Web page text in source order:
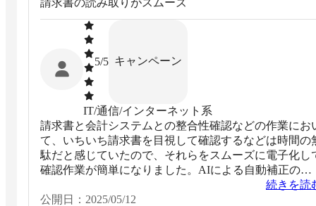
5/5 キャンペーン
IT/通信/インターネット系
請求書と会計システムとの整合性確認などの作業にお
て、いちいち請求書を目視して確認するなどは時間の
駄だと感じていたので、それらをスムーズに電子化し
確認作業が簡単になりました。AIによる自動補正のお
かげか、文字認識の精度が非常に高く、どんどん読み
りができています。
続きを読
公開日： 2025/05/12